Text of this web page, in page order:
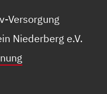
Versorgung
Niederberg e.V.